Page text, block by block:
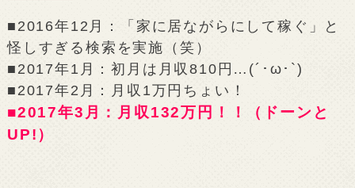
■2016年12月：「家に居ながらにして稼ぐ」と
怪しすぎる検索を実施（笑）
■2017年1月：初月は月収810円…(´･ω･`)
■2017年2月：月収1万円ちょい！
■2017年3月：月収132万円！！（ドーンと
UP!）